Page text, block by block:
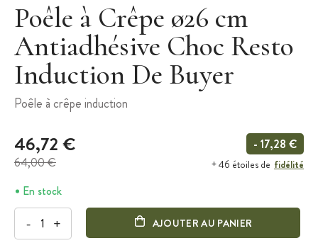
Poêle à Crêpe ø26 cm
Antiadhésive Choc Resto
Induction De Buyer
Poêle à crêpe induction
46,72 €
64,00 €
- 17,28 €
+ 46 étoiles de fidélité
En stock
- + AJOUTER AU PANIER